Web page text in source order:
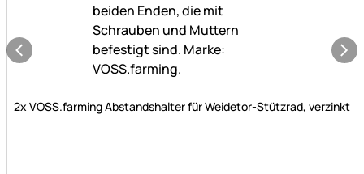
2x VOSS.farming Abstandshalter für Weidetor-Stützrad, verzinkt